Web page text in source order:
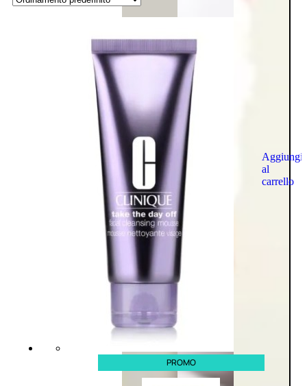
Aggiungi
al
carrello
PROMO